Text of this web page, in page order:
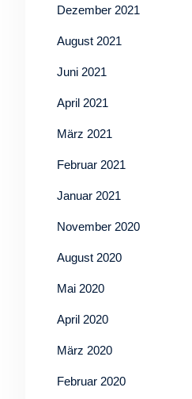
Dezember 2021
August 2021
Juni 2021
April 2021
März 2021
Februar 2021
Januar 2021
November 2020
August 2020
Mai 2020
April 2020
März 2020
Februar 2020